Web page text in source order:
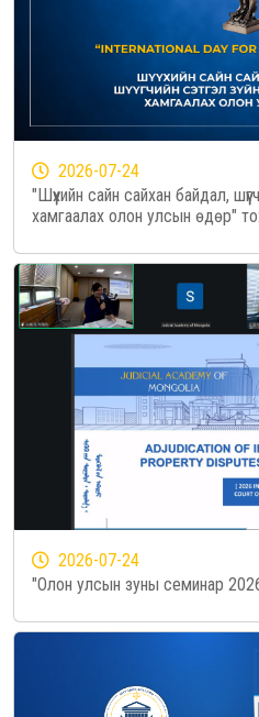
2026-07-24
"Шүүхийн сайн сайхан байдал,
хамгаалах олон улсын өдөр"
2026-07-24
"Олон улсын зуны семинар